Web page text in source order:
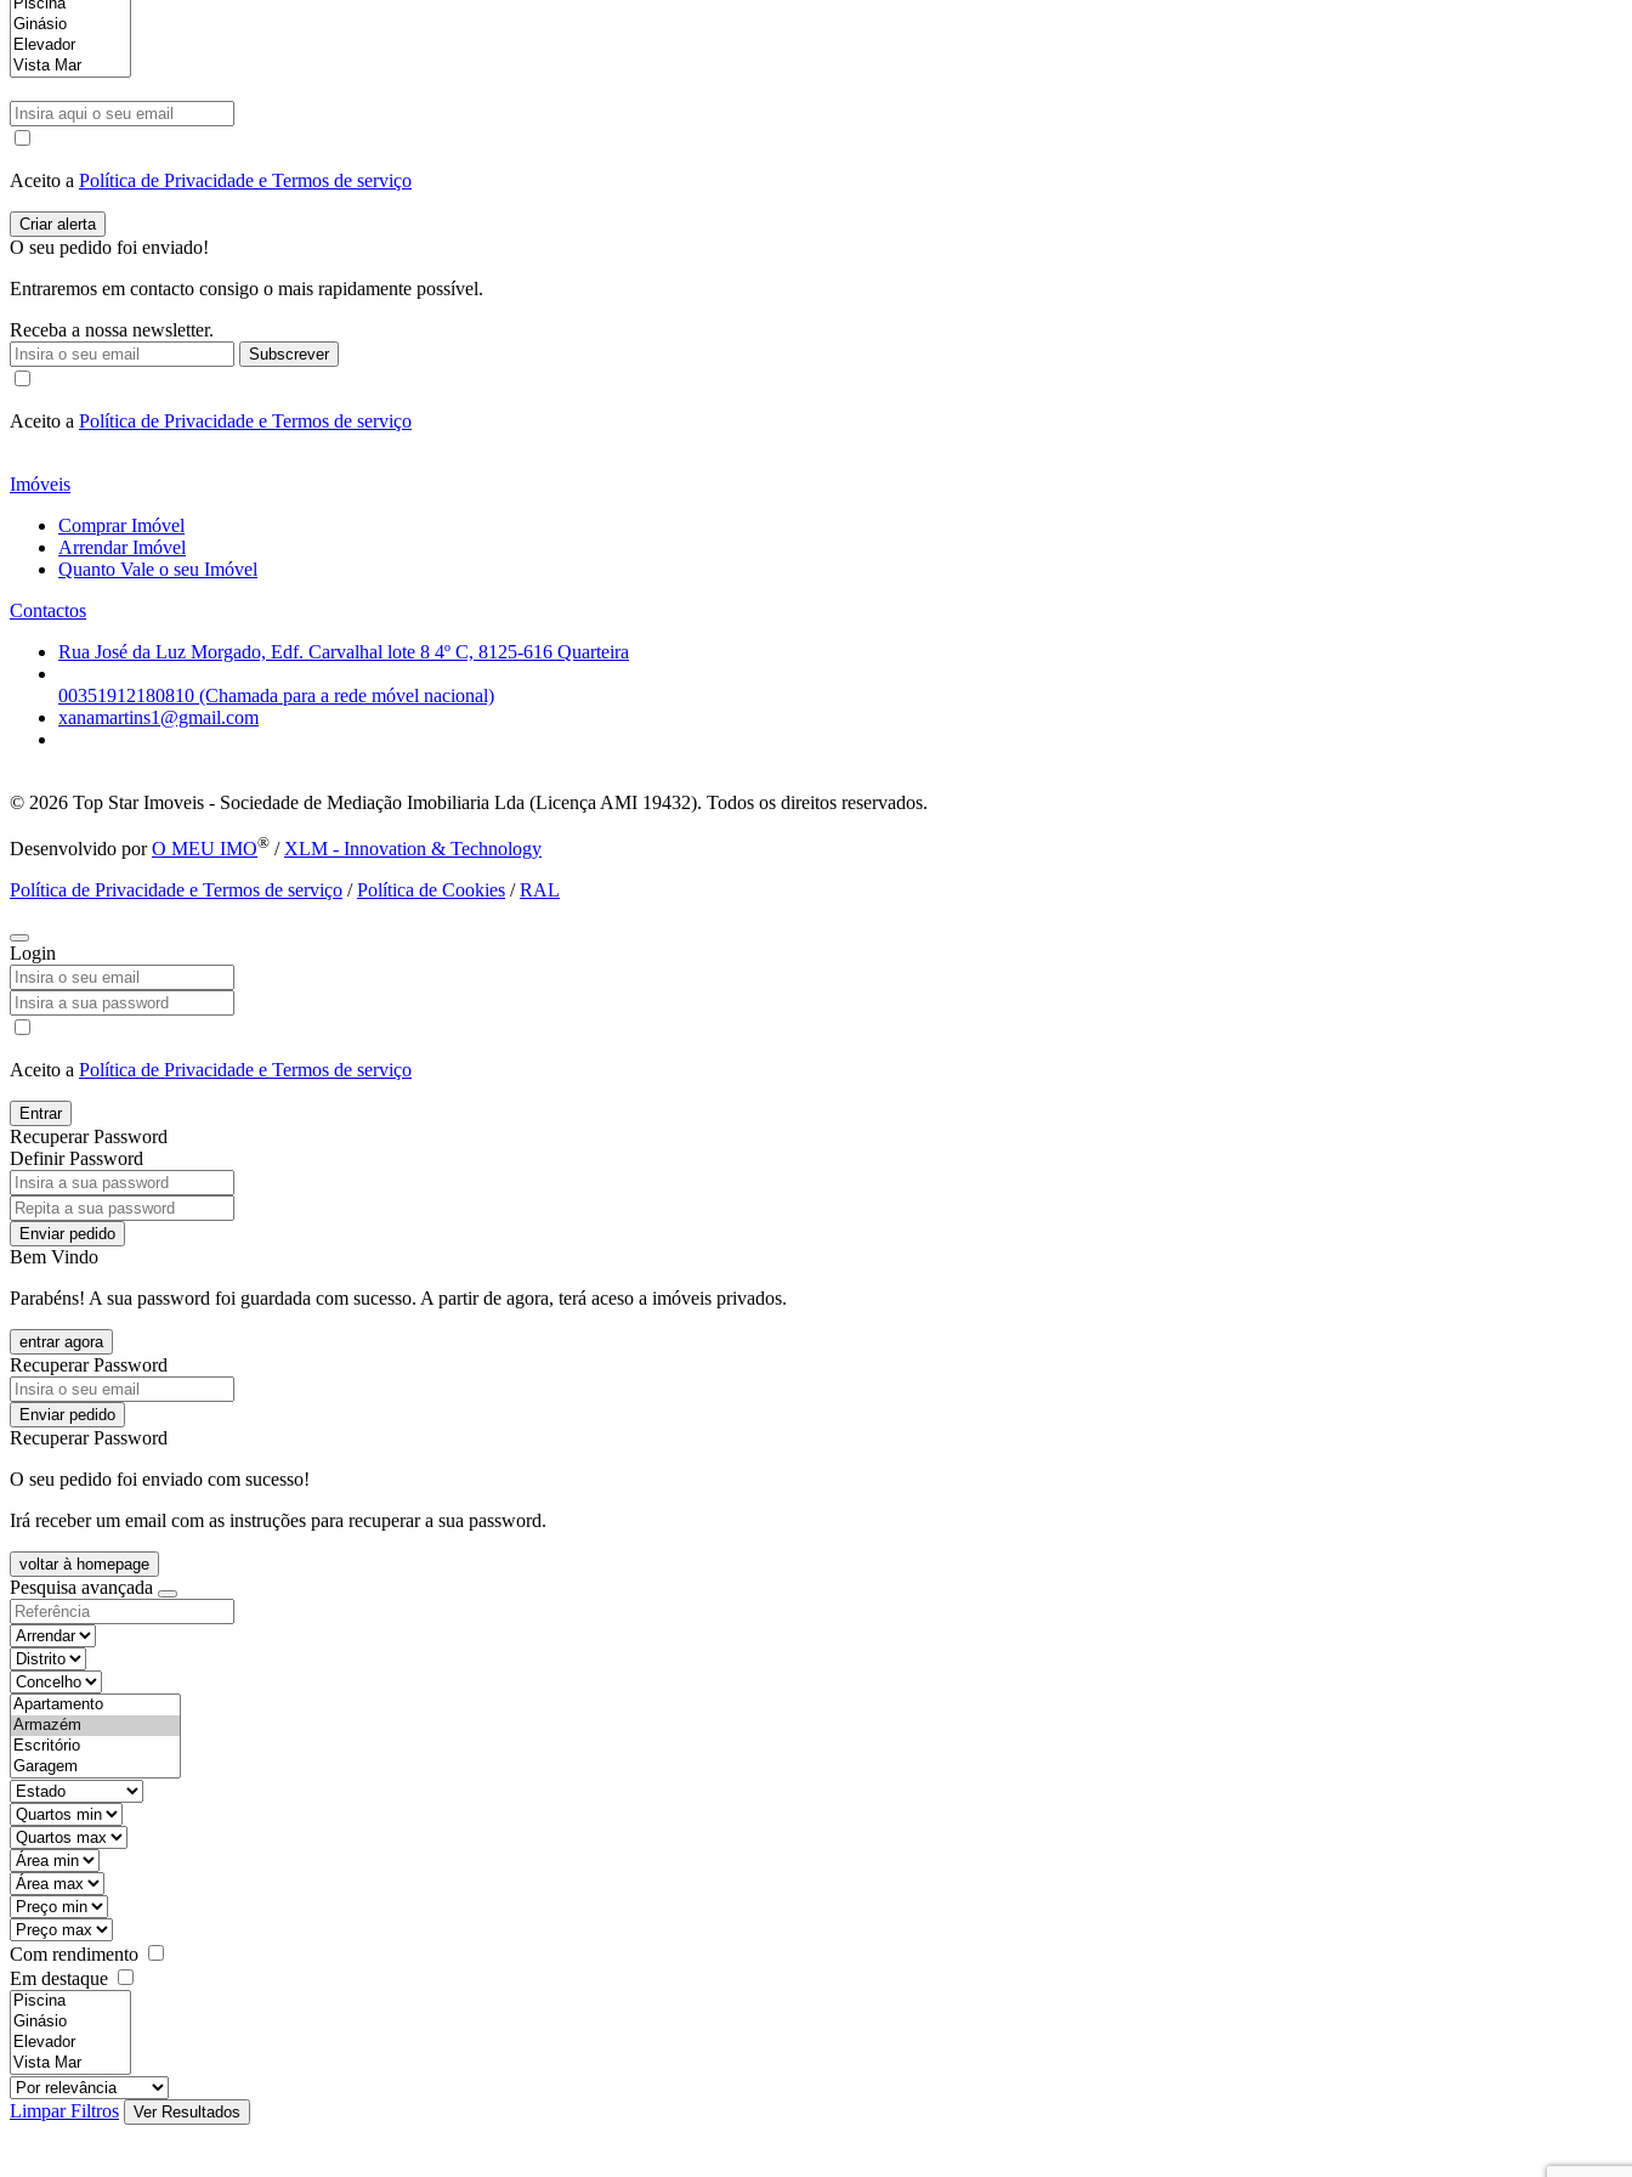
Aceito a Política de Privacidade e Termos de serviço
O seu pedido foi enviado!
Entraremos em contacto consigo o mais rapidamente possível.
Receba a nossa newsletter.
Subscrever
Aceito a Política de Privacidade e Termos de serviço
Imóveis
Comprar Imóvel
Arrendar Imóvel
Quanto Vale o seu Imóvel
Contactos
Rua José da Luz Morgado, Edf. Carvalhal lote 8 4º C, 8125-616 Quarteira
00351912180810 (Chamada para a rede móvel nacional)
xanamartins1@gmail.com
© 2026 Top Star Imoveis - Sociedade de Mediação Imobiliaria Lda (Licença AMI 19432). Todos os direitos reservados.
Desenvolvido porO MEU IMO® / XLM - Innovation & Technology
Política de Privacidade e Termos de serviço /Política de Cookies /RAL
Login
Aceito a Política de Privacidade e Termos de serviço
Entrar
Recuperar Password
Definir Password
Enviar pedido
Bem Vindo
Parabéns! A sua password foi guardada com sucesso. A partir de agora, terá aceso a imóveis privados.
entrar agora
Recuperar Password
Enviar pedido
Recuperar Password
O seu pedido foi enviado com sucesso!
Irá receber um email com as instruções para recuperar a sua password.
voltar à homepage
Pesquisa avançada
objective
districtId
countyId
types
state
mintypo
maxtypo
minarea
maxarea
minprice
maxprice
Com rendimento
Em destaque
features
realestateOrder
Limpar Filtros
Ver Resultados